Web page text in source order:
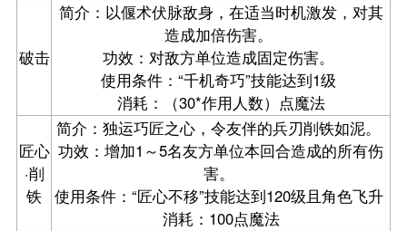
破击
简介：以偃术伏脉敌身，在适当时机激发，对其
造成加倍伤害。
功效：对敌方单位造成固定伤害。
使用条件：“千机奇巧”技能达到1级
消耗：（30*作用人数）点魔法
匠心
·削
铁
简介：独运巧匠之心，令友伴的兵刃削铁如泥。
功效：增加1～5名友方单位本回合造成的所有伤
害。
使用条件：“匠心不移”技能达到120级且角色飞升
消耗：100点魔法